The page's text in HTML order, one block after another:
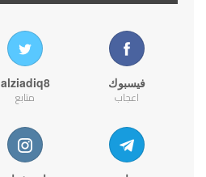
فيسبوك
اعجاب
alziadiq8
متابع